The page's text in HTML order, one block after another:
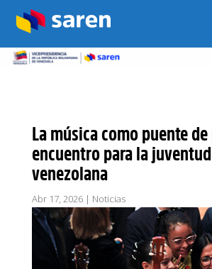
La música como puente de
encuentro para la juventud
venezolana
Abr 17, 2026| Noticias